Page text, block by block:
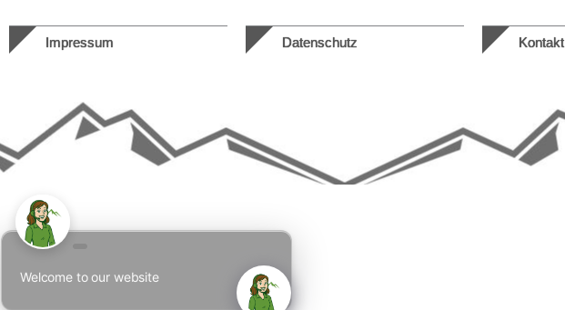
Impressum Datenschutz Kontakt
Welcome to our website